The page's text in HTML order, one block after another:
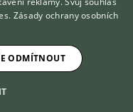
údajůVETERINÁŘEM
. Zásady ochrany osobních
ODMÍTNOUT